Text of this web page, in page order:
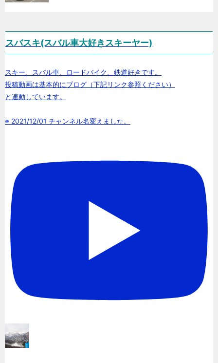
スバスキ(スバル車大好きスキーヤー)
スキー、スバル車、ロードバイク、鉄道好きです。
投稿動画は基本的にブログ（下記リンク参照ください）
と連動しています。
※ 2021/12/01 チャンネル名変えました。